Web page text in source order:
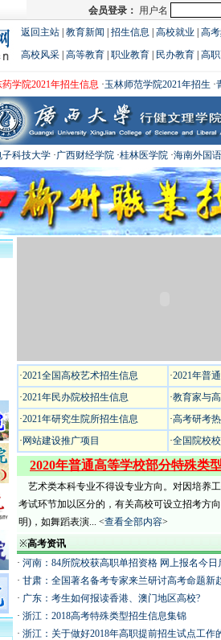
返回主站 教育新闻 招生信息 高校就业 高
高校风采 高等教育 职业教育 民办教育 高
药学院2021年招生信息 ·玉林师范学院2021年招生 ·
子科技大学 ·广西财经学院 ·桂林医学院 ·海南外国
·2021全国高校艺术招生信息 ·2021年普
·2021年民办院校招生信息 ·教育家与
·2021年研究生院所招生信息 ·高考研考
· 网站建设推广项目 ·全国院校
2020年普通高等学校部分特殊类
艺术类本科专业不得设专业方向。对因培养
考试环节加以区分的，有关高校可设立招考方
明)，如舞蹈表演... <查看全部内容>
※高考资讯
· 河南：84所院校获高职单招资格 网上报名今日
· 甘肃：全国著名备考专家来兰研讨高考命题新
· 广东：考生如何报读香港、澳门地区高校?
· 浙江：2018高考特殊类型招生信息集锦
· 浙江：关于做好2018年高职提前招生试点工作